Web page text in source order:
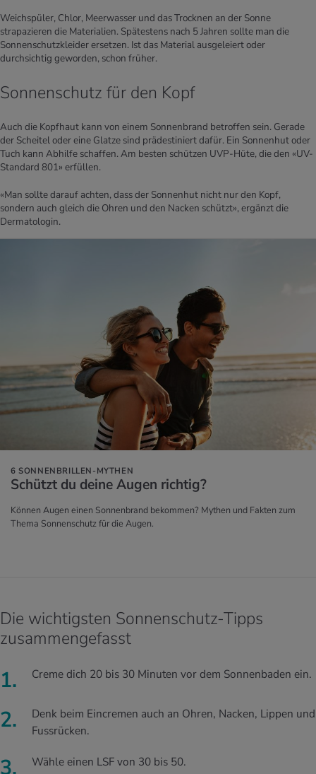
Weichspüler, Chlor, Meerwasser und das Trocknen an der Sonne
strapazieren die Materialien. Spätestens nach 5 Jahren sollte man die
Sonnenschutzkleider ersetzen. Ist das Material ausgeleiert oder
durchsichtig geworden, schon früher.
Sonnenschutz für den Kopf
6 SONNENBRILLEN-MYTHEN
Schützt du deine Augen rich­tig?
Können Augen einen Sonnenbrand bekommen? Mythen und Fakten zum
Thema Sonnenschutz für die Augen.
Auch die Kopfhaut kann von einem Sonnenbrand betroffen sein. Gerade
der Scheitel oder eine Glatze sind prädestiniert dafür. Ein Sonnenhut oder
Tuch kann Abhilfe schaffen. Am besten schützen UVP-Hüte, die den «UV-
Standard 801» erfüllen.
«Man sollte darauf achten, dass der Sonnenhut nicht nur den Kopf,
sondern auch gleich die Ohren und den Nacken schützt», ergänzt die
Dermatologin.
Die wichtigsten Sonnenschutz-Tipps
zusammengefasst
Creme dich 20 bis 30 Minuten vor dem Sonnenbaden ein.
Denk beim Eincremen auch an Ohren, Nacken, Lippen und
Fussrücken.
Wähle einen LSF von 30 bis 50.